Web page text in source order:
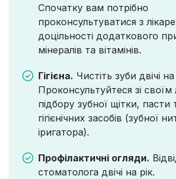
Спочатку вам потрібно
проконсультуватися з
доцільності додаткового
мінералів та вітамінів.
Гігієна. Чистіть зуби двічі
Проконсультуйтеся зі
підбору зубної щітки, пасти
гігієнічних засобів (зубної
іригатора).
Профілактичні огляди.
стоматолога двічі на рік.